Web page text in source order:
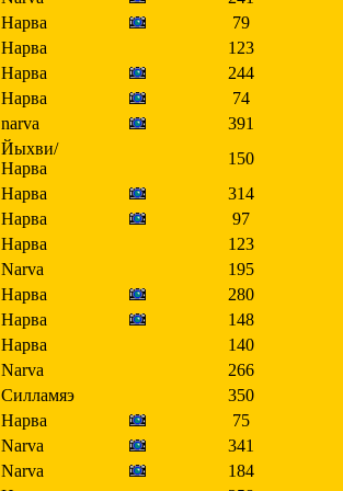
Нарва
79
Нарва
123
Нарва
244
Нарва
74
narva
391
Йыхви/
Нарва
150
Нарва
314
Нарва
97
Нарва
123
Narva
195
Нарва
280
Нарва
148
Нарва
140
Narva
266
Силламяэ
350
Нарва
75
Narva
341
Narva
184